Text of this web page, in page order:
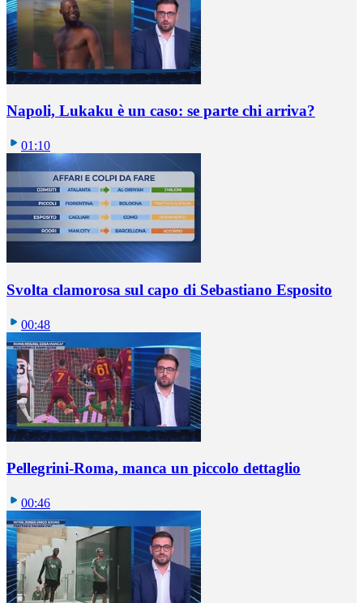
Napoli, Lukaku è un caso: se parte chi arriva?
01:10
Svolta clamorosa sul capo di Sebastiano Esposito
00:48
Pellegrini-Roma, manca un piccolo dettaglio
00:46